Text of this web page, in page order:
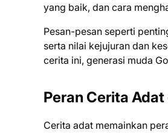
yang baik, dan cara
Pesan-pesan seperti
serta nilai kejujuran dan
cerita ini, generasi muda
Peran Cerita
Cerita adat memainkan